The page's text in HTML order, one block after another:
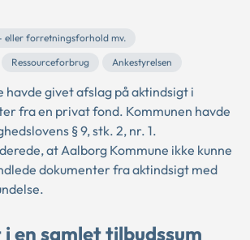
eller forretningsforhold mv.
Ressourceforbrug Ankestyrelsen
havde givet afslag på aktindsigt i
fra en privat fond. Kommunen havde
§ 9, stk. 2, nr. 1.
at Aalborg Kommune ikke kunne
dokumenter fra aktindsigt med
en samlet tilbudssum